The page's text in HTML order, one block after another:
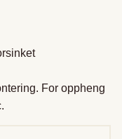
For oppheng